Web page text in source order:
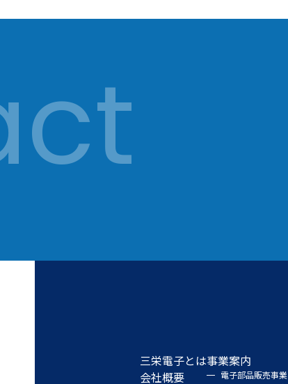
三栄電子とは
会社概要
事業案内
電子部品販売事業